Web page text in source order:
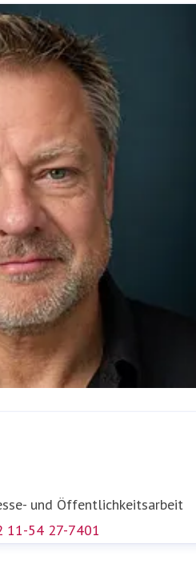
und Öffentlichkeitsarbeit
11-54 27-7401